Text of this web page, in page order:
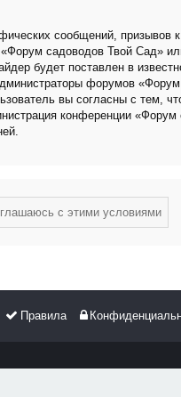
сообщений, призывов
садоводов Твой Сад»
будет поставлен в
форумов
вы согласны с тем,
конференции
Правила